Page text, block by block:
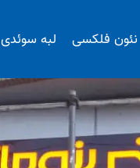
نئون فلکسی لبه سوئدی